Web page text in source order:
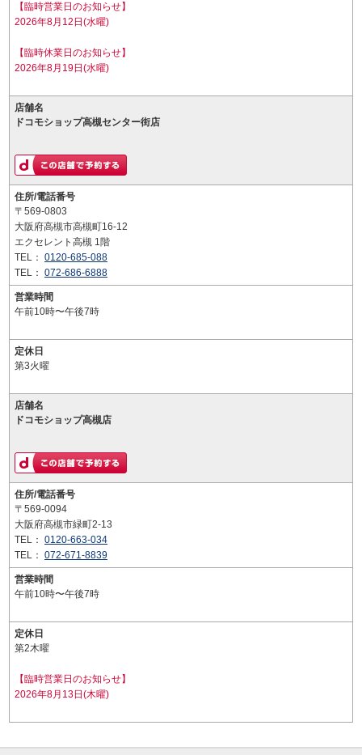
【臨時営業日のお知らせ】
2026年8月12日(水曜)
【臨時休業日のお知らせ】
2026年8月19日(水曜)
店舗名
ドコモショップ高槻センター街店
住所/電話番号
〒569-0803
大阪府高槻市高槻町16-12
エクセレント高槻 1階
TEL： 0120-685-088
TEL： 072-686-6888
営業時間
午前10時〜午後7時
定休日
第3火曜
店舗名
ドコモショップ高槻店
住所/電話番号
〒569-0094
大阪府高槻市緑町2-13
TEL： 0120-663-034
TEL： 072-671-8839
営業時間
午前10時〜午後7時
定休日
第2木曜
【臨時営業日のお知らせ】
2026年8月13日(木曜)